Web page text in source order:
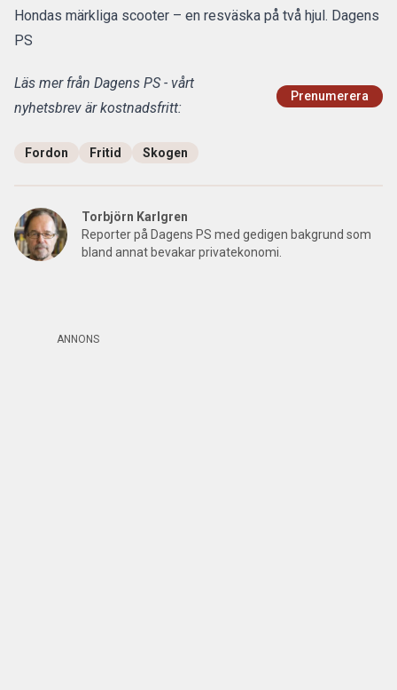
Hondas märkliga scooter – en resväska på två hjul. Dagens
PS
Läs mer från Dagens PS - vårt
nyhetsbrev är kostnadsfritt:
Prenumerera
Fordon Fritid Skogen
Torbjörn Karlgren
Reporter på Dagens PS med gedigen bakgrund som
bland annat bevakar privatekonomi.
ANNONS